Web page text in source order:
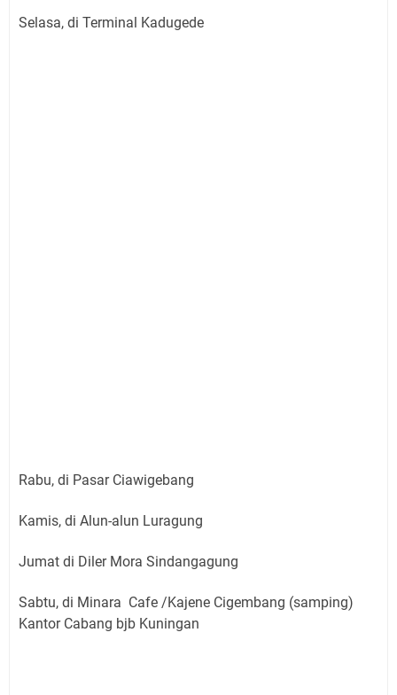
Selasa, di Terminal Kadugede
Rabu, di Pasar Ciawigebang
Kamis, di Alun-alun Luragung
Jumat di Diler Mora Sindangagung
Sabtu, di Minara Cafe /Kajene Cigembang (samping)
Kantor Cabang bjb Kuningan